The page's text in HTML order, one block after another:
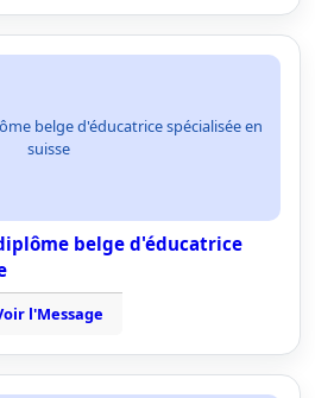
belge d'éducatrice spécialisée en
suisse
belge d'éducatrice
l'Message